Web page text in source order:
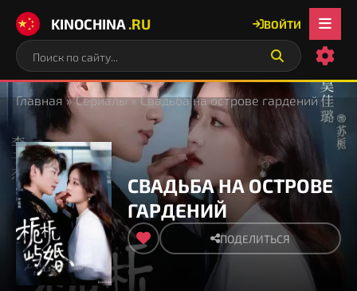
KINOCHINA.RU ВОЙТИ
Главная »Сериалы» Свадьба на острове гардений
СВАДЬБА НА ОСТРОВЕ
ГАРДЕНИЙ
ПОДЕЛИТЬСЯ